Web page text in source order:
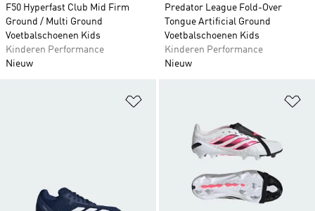
F50 Hyperfast Club Mid Firm
Ground / Multi Ground
Voetbalschoenen Kids
Kinderen Performance
Nieuw
Predator League Fold-Over
Tongue Artificial Ground
Voetbalschoenen Kids
Kinderen Performance
Nieuw